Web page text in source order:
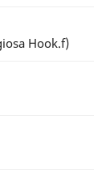
Hook.f)